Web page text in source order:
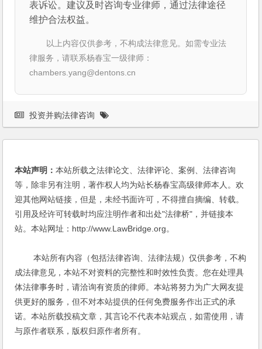
表诉讼。建议及时咨询专业律师，通过法律途径
维护合法权益。
以上内容仅供参考，不构成法律意见。如需专业法
律服务，请联系杨春宝一级律师：
chambers.yang@dentons.cn
投资并购法律咨询
本站声明：本站所载之法律论文、法律评论、案例、法律咨询
等，除非另有注明，著作权人均为站长杨春宝高级律师本人。欢
迎其他网站链接，但是，未经书面许可，不得擅自摘编、转载。
引用及经许可转载时均应注明作者和出处"法律桥"，并链接本
站。本站网址：http://www.LawBridge.org。
本站所有内容（包括法律咨询、法律法规）仅供参考，不构
成法律意见，本站不对资料的完整性和时效性负责。您在处理具
体法律事务时，请洽询有资质的律师。本站将努力为广大网友提
供更好的服务，但不对本站提供的任何免费服务作出正式的承
诺。本站所载投稿文章，其言论不代表本站观点，如需使用，请
与原作者联系，版权归原作者所有。